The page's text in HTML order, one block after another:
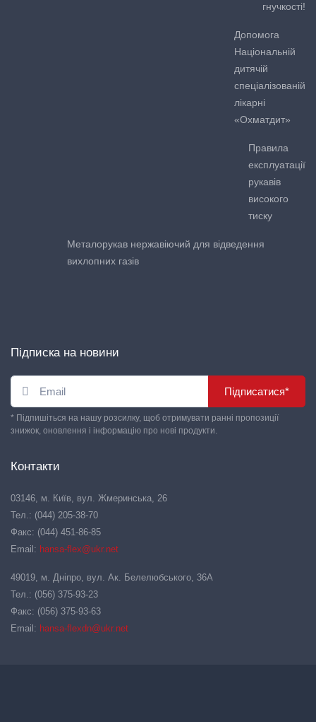
гнучкості!
Допомога
Національній
дитячій
спеціалізованій
лікарні
«Охматдит»
Правила
експлуатації
рукавів
високого
тиску
Металорукав нержавіючий для відведення
вихлопних газів
Підписка на новини
Підписатися*
* Підпишіться на нашу розсилку, щоб отримувати ранні пропозиції
знижок, оновлення і інформацію про нові продукти.
Контакти
03146, м. Київ, вул. Жмеринська, 26
Тел.: (044) 205-38-70
Факс: (044) 451-86-85
Email: hansa-flex@ukr.net
49019, м. Дніпро, вул. Ак. Белелюбського, 36А
Тел.: (056) 375-93-23
Факс: (056) 375-93-63
Email: hansa-flexdn@ukr.net